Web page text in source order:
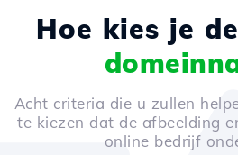
Hoe kies je
Acht criteria die u zullen
te kiezen dat de afbeelding
online bedrijf